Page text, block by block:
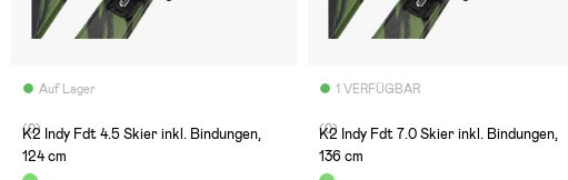
Auf Lager
(0)
K2 Indy Fdt 4.5 Skier inkl. Bindungen,
124 cm
1 VERFÜGBAR
(0)
K2 Indy Fdt 7.0 Skier inkl. Bindungen,
136 cm